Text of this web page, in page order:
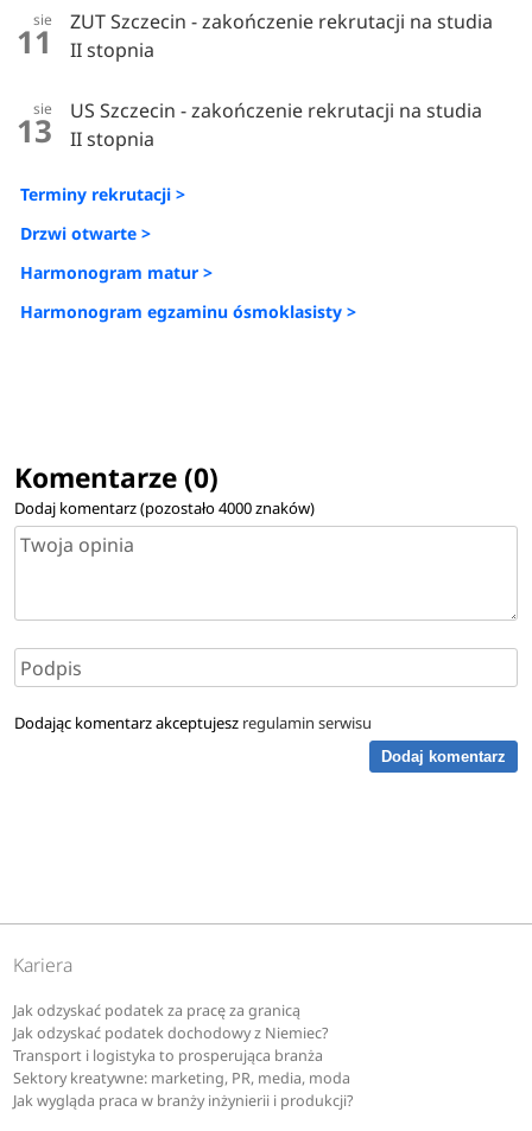
sie
11
ZUT Szczecin - zakończenie rekrutacji na studia
II stopnia
sie
13
US Szczecin - zakończenie rekrutacji na studia
II stopnia
Terminy rekrutacji >
Drzwi otwarte >
Harmonogram matur >
Harmonogram egzaminu ósmoklasisty >
Komentarze (0)
Dodaj komentarz (pozostało4000znaków)
Dodając komentarz akceptujesz regulamin serwisu
Dodaj komentarz
Kariera
Jak odzyskać podatek za pracę za granicą
Jak odzyskać podatek dochodowy z Niemiec?
Transport i logistyka to prosperująca branża
Sektory kreatywne: marketing, PR, media, moda
Jak wygląda praca w branży inżynierii i produkcji?